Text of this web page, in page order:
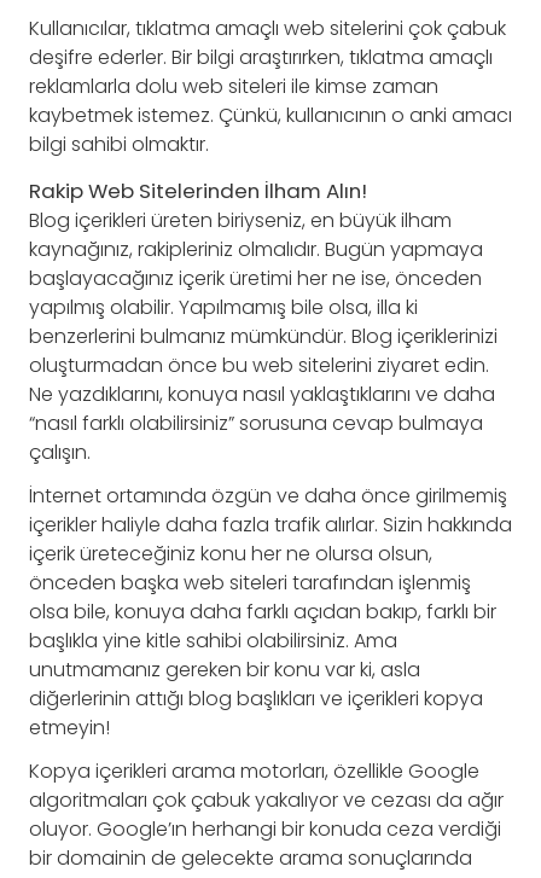
Kullanıcılar, tıklatma amaçlı web sitelerini çok çabuk
deşifre ederler. Bir bilgi araştırırken, tıklatma amaçlı
reklamlarla dolu web siteleri ile kimse zaman
kaybetmek istemez. Çünkü, kullanıcının o anki amacı
bilgi sahibi olmaktır.
Rakip Web Sitelerinden İlham Alın!
Blog içerikleri üreten biriyseniz, en büyük ilham
kaynağınız, rakipleriniz olmalıdır. Bugün yapmaya
başlayacağınız içerik üretimi her ne ise, önceden
yapılmış olabilir. Yapılmamış bile olsa, illa ki
benzerlerini bulmanız mümkündür. Blog içeriklerinizi
oluşturmadan önce bu web sitelerini ziyaret edin.
Ne yazdıklarını, konuya nasıl yaklaştıklarını ve daha
“nasıl farklı olabilirsiniz” sorusuna cevap bulmaya
çalışın.
İnternet ortamında özgün ve daha önce girilmemiş
içerikler haliyle daha fazla trafik alırlar. Sizin hakkında
içerik üreteceğiniz konu her ne olursa olsun,
önceden başka web siteleri tarafından işlenmiş
olsa bile, konuya daha farklı açıdan bakıp, farklı bir
başlıkla yine kitle sahibi olabilirsiniz. Ama
unutmamanız gereken bir konu var ki, asla
diğerlerinin attığı blog başlıkları ve içerikleri kopya
etmeyin!
Kopya içerikleri arama motorları, özellikle Google
algoritmaları çok çabuk yakalıyor ve cezası da ağır
oluyor. Google’ın herhangi bir konuda ceza verdiği
bir domainin de gelecekte arama sonuçlarında